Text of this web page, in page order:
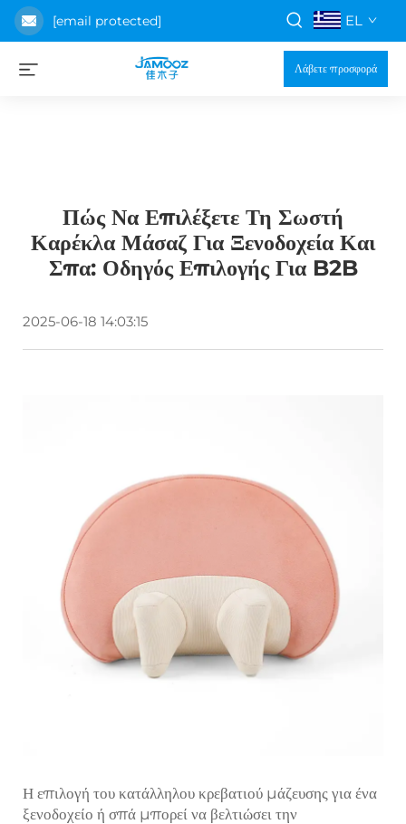
[email protected] EL
Λάβετε προσφορά
Πώς Να Επιλέξετε Τη Σωστή
Καρέκλα Μάσαζ Για Ξενοδοχεία Και
Σπα: Οδηγός Επιλογής Για B2B
2025-06-18 14:03:15
Η επιλογή του κατάλληλου κρεβατιού μάζευσης για ένα
ξενοδοχείο ή σπά μπορεί να βελτιώσει την